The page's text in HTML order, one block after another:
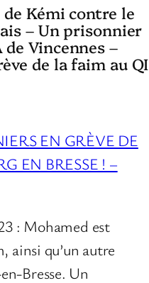
Kémi contre le
– Un prisonnier
Vincennes –
de la faim au QI
EN GRÈVE DE
EN BRESSE ! –
: Mohamed est
ainsi qu’un autre
Bresse. Un